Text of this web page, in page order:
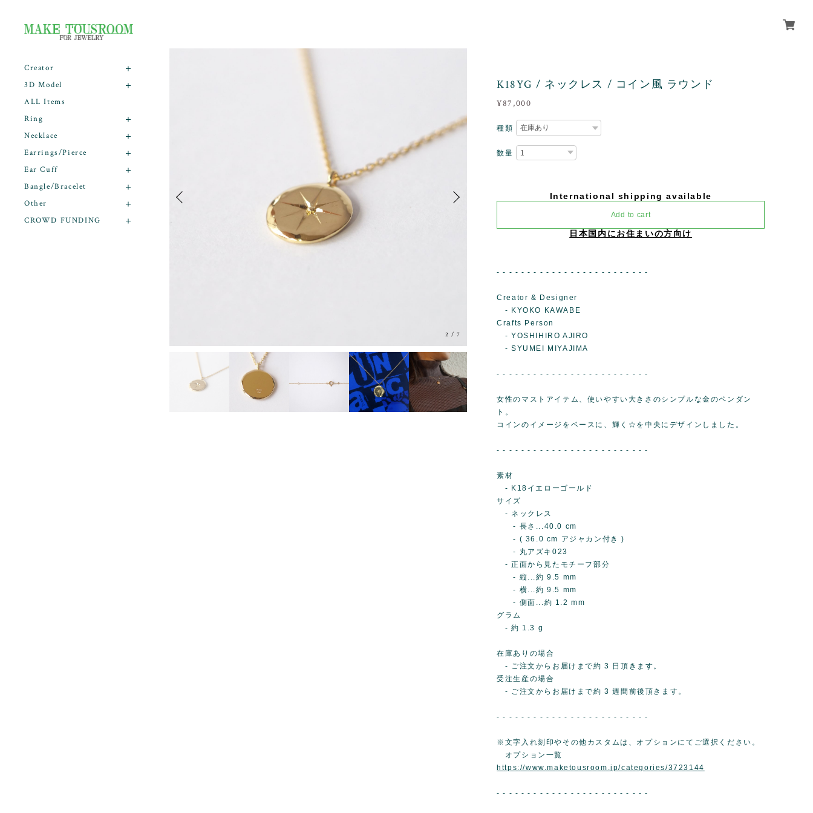
Creator
3D Model
ALL Items
Ring
Necklace
Earrings/Pierce
Ear Cuff
Bangle/Bracelet
Other
CROWD FUNDING
3 /7
K18YG / ネックレス / コイン風 ラウンド
¥87,000
種類
数量
International shipping available
Add to cart
日本国内にお住まいの方向け
- - - - - - - - - - - - - - - - - - - - - - - - -
Creator & Designer
- KYOKO KAWABE
Crafts Person
- YOSHIHIRO AJIRO
- SYUMEI MIYAJIMA
- - - - - - - - - - - - - - - - - - - - - - - - -
女性のマストアイテム、使いやすい大きさのシンプルな金のペンダン
ト。
コインのイメージをベースに、輝く☆を中央にデザインしました。
- - - - - - - - - - - - - - - - - - - - - - - - -
素材
- K18イエローゴールド
サイズ
- ネックレス
- 長さ...40.0 cm
- ( 36.0 cm アジャカン付き )
- 丸アズキ023
- 正面から見たモチーフ部分
- 縦...約 9.5 mm
- 横...約 9.5 mm
- 側面...約 1.2 mm
グラム
- 約 1.3 g
在庫ありの場合
- ご注文からお届けまで約 3 日頂きます。
受注生産の場合
- ご注文からお届けまで約 3 週間前後頂きます。
- - - - - - - - - - - - - - - - - - - - - - - - -
※文字入れ刻印やその他カスタムは、オプションにてご選択ください。
オプション一覧
https://www.maketousroom.jp/categories/3723144
- - - - - - - - - - - - - - - - - - - - - - - - -